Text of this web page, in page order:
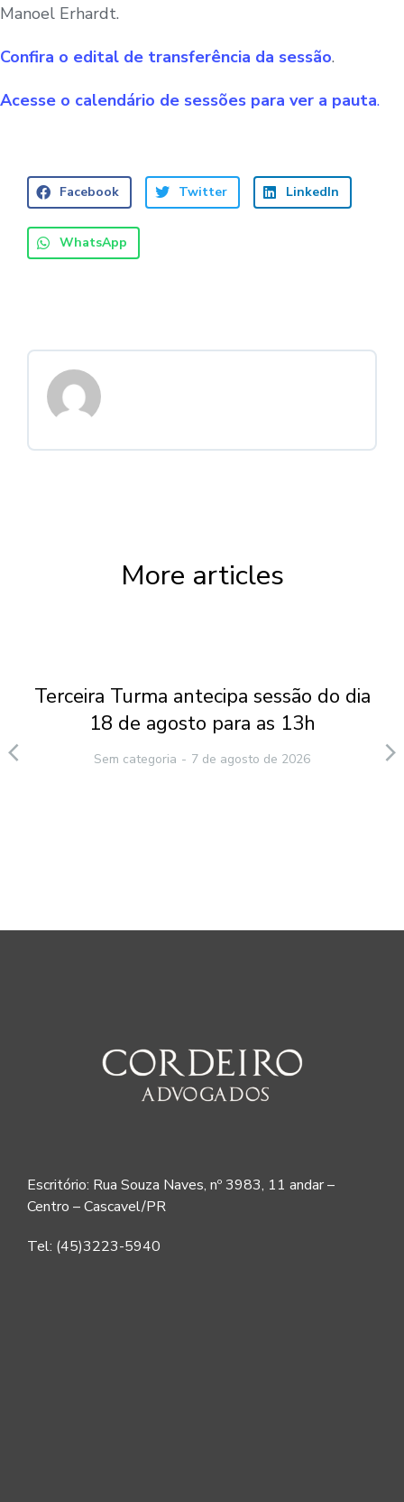
Manoel Erhardt.
Confira o edital de transferência da sessão.
Acesse o calendário de sessões para ver a pauta.
Facebook Twitter LinkedIn
WhatsApp
More articles
Terceira Turma antecipa sessão do dia
18 de agosto para as 13h
Sem categoria 7 de agosto de 2026
Escritório: Rua Souza Naves, nº 3983, 11 andar –
Centro – Cascavel/PR
Tel: (45)3223-5940